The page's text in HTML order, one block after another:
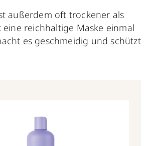
außerdem oft trockener als
reichhaltige Maske einmal
es geschmeidig und schützt